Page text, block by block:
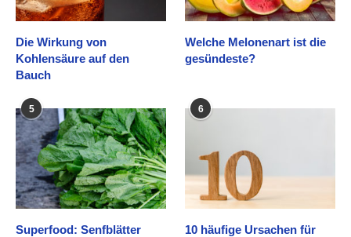
Die Wirkung von
Kohlensäure auf den
Bauch
Welche Melonenart ist die
gesündeste?
5
Superfood: Senfblätter
6
10 häufige Ursachen für